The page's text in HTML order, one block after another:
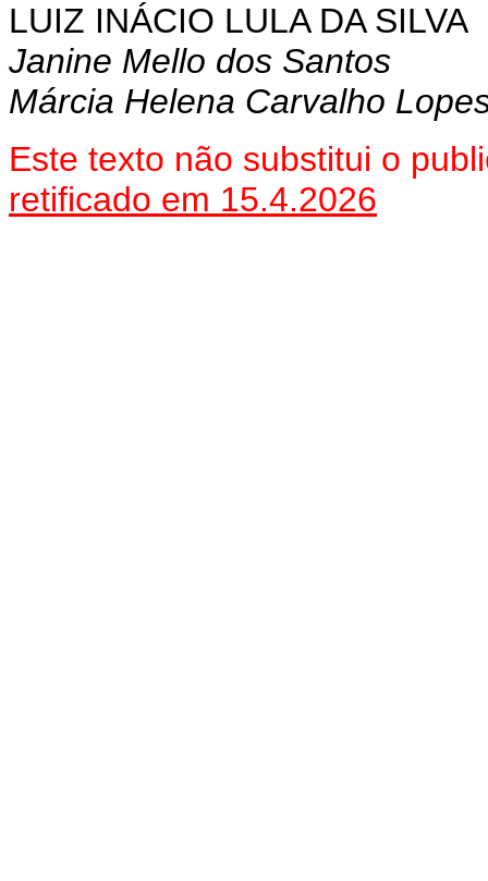
LUIZ INÁCIO LULA DA SILVA
Janine Mello dos Santos
Márcia Helena Carvalho
Este texto não substitui o
retificado em 15.4.2026